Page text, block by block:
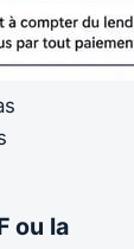
ou la